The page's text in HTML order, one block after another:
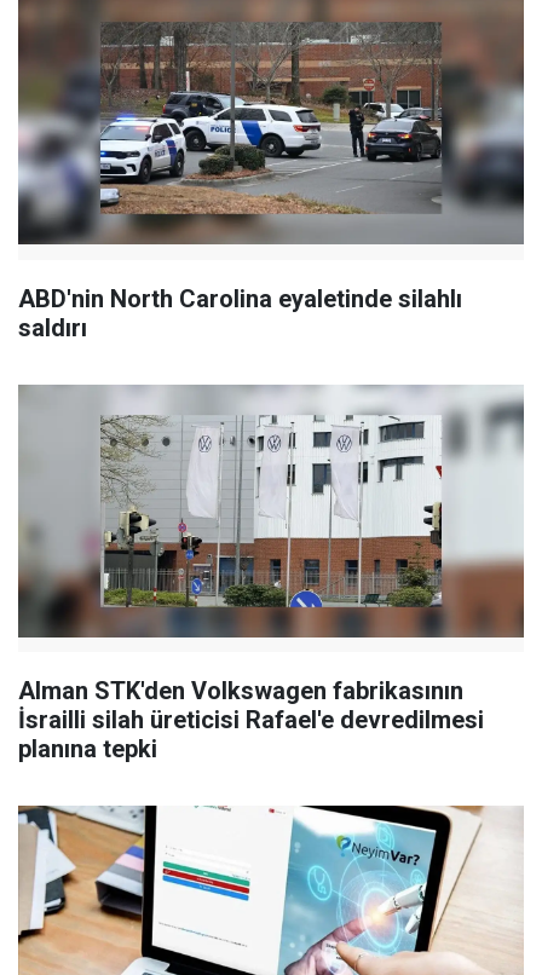
ABD'nin North Carolina eyaletinde silahlı
saldırı
Alman STK'den Volkswagen fabrikasının
İsrailli silah üreticisi Rafael'e devredilmesi
planına tepki